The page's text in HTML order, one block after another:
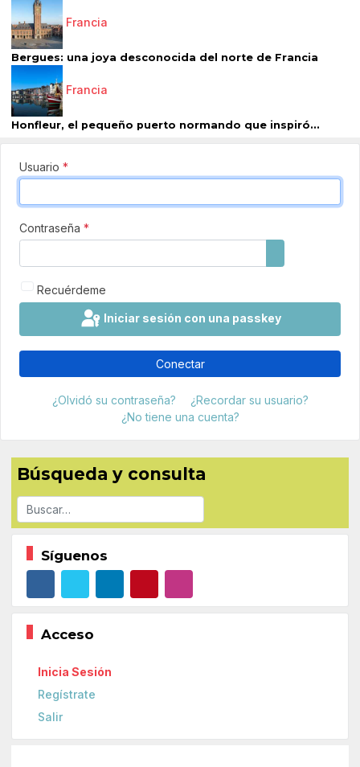
Francia
Bergues: una joya desconocida del norte de Francia
Francia
Honfleur, el pequeño puerto normando que inspiró...
Usuario *
Contraseña *
Mostrar
Recuérdeme
Iniciar sesión con una passkey
Conectar
¿Olvidó su contraseña?
¿Recordar su usuario?
¿No tiene una cuenta?
Búsqueda y consulta
Buscar
Síguenos
Acceso
Inicia Sesión
Regístrate
Salir